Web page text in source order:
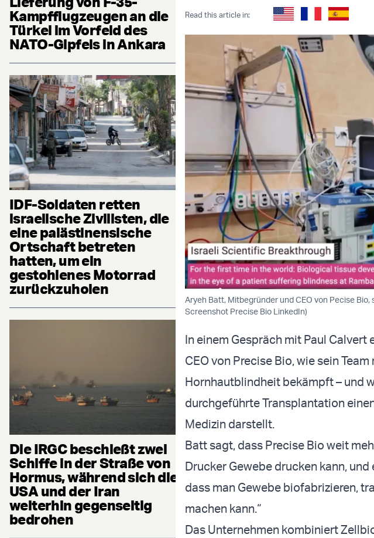
Kampfflugzeugen an die
Türkei im Vorfeld des
NATO-Gipfels in Ankara
IDF-Soldaten retten
israelische Zivilisten, die
eine palästinensische
Ortschaft betreten
hatten, um ein
gestohlenes Motorrad
zurückzuholen
Die IRGC beschießt zwei
Schiffe in der Straße von
Hormus, während sich die
USA und der Iran
weiterhin gegenseitig
bedrohen
Read this article in:
Aryeh Batt, Mitbegründer und CEO von Pecise
Screenshot Precise Bio LinkedIn)
In einem Gespräch mit Paul
CEO von Precise Bio, wie sein
Hornhautblindheit bekämpft – und
durchgeführte Transplantation
Medizin darstellt.
Batt sagt, dass Precise Bio weit
Drucker Gewebe drucken kann,
dass man Gewebe biofabrizieren,
machen kann.“
Das Unternehmen kombiniert